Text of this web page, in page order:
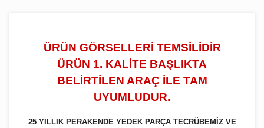
ÜRÜN GÖRSELLERİ TEMSİLİDİR
ÜRÜN 1. KALİTE BAŞLIKTA
BELİRTİLEN ARAÇ İLE TAM
UYUMLUDUR.
25 YILLIK PERAKENDE YEDEK PARÇA TECRÜBEMİZ VE